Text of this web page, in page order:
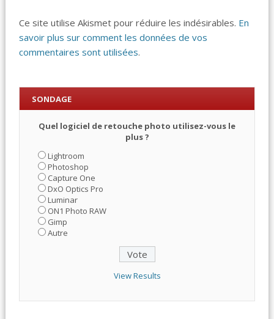
Ce site utilise Akismet pour réduire les indésirables. En
savoir plus sur comment les données de vos
commentaires sont utilisées.
SONDAGE
Quel logiciel de retouche photo utilisez-vous le
plus ?
Lightroom
Photoshop
Capture One
DxO Optics Pro
Luminar
ON1 Photo RAW
Gimp
Autre
View Results